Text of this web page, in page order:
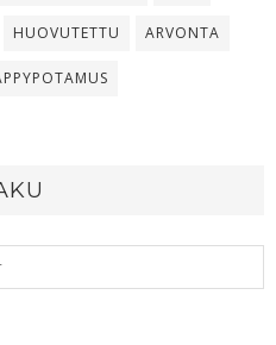
HUOVUTETTU ARVONTA